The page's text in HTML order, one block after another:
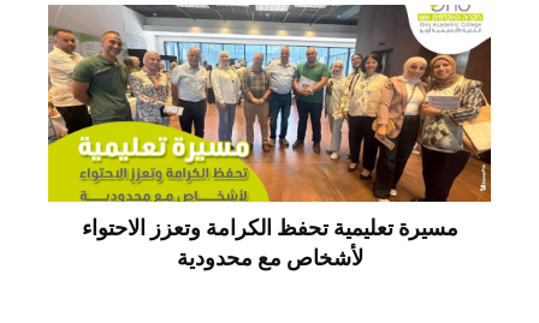
مسيرة تعليمية تحفظ الكرامة وتعزز الاحتواء
لأشخاص مع محدودية